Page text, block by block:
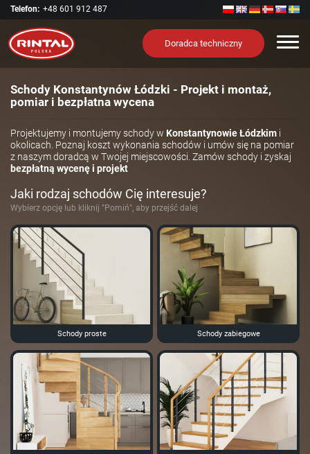
Telefon: +48 601 912 487
Doradca techniczny
Schody Konstantynów Łódzki - Projekt i montaż,
pomiar i bezpłatna wycena
Projektujemy i montujemy schody w Konstantynowie Łódzkim i
okolicach. Poznaj koszt wykonania schodów i umów się na pomiar
z naszym doradcą w Twojej miejscowości. Zamów schody i zyskaj
bezpłatną wycenę i projekt
Jaki rodzaj schodów Cię interesuje?
Wybierz opcję lub kliknij "Pomiń", aby przejść dalej
Schody proste Schody zabiegowe